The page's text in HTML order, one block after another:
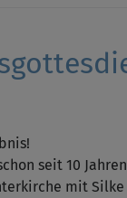
seit 10
mit